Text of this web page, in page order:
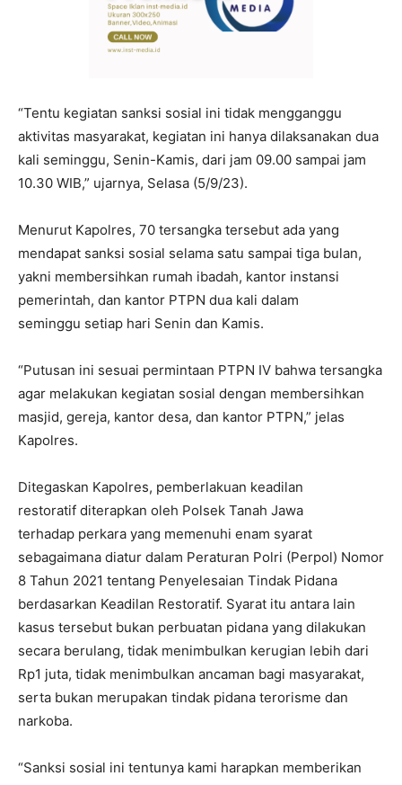
“Tentu kegiatan sanksi sosial ini tidak mengganggu
aktivitas masyarakat, kegiatan ini hanya dilaksanakan dua
kali seminggu, Senin-Kamis, dari jam 09.00 sampai jam
10.30 WIB,” ujarnya, Selasa (5/9/23).
Menurut Kapolres, 70 tersangka tersebut ada yang
mendapat sanksi sosial selama satu sampai tiga bulan,
yakni membersihkan rumah ibadah, kantor instansi
pemerintah, dan kantor PTPN dua kali dalam
seminggu setiap hari Senin dan Kamis.
“Putusan ini sesuai permintaan PTPN IV bahwa tersangka
agar melakukan kegiatan sosial dengan membersihkan
masjid, gereja, kantor desa, dan kantor PTPN,” jelas
Kapolres.
Ditegaskan Kapolres, pemberlakuan keadilan
restoratif diterapkan oleh Polsek Tanah Jawa
terhadap perkara yang memenuhi enam syarat
sebagaimana diatur dalam Peraturan Polri (Perpol) Nomor
8 Tahun 2021 tentang Penyelesaian Tindak Pidana
berdasarkan Keadilan Restoratif. Syarat itu antara lain
kasus tersebut bukan perbuatan pidana yang dilakukan
secara berulang, tidak menimbulkan kerugian lebih dari
Rp1 juta, tidak menimbulkan ancaman bagi masyarakat,
serta bukan merupakan tindak pidana terorisme dan
narkoba.
“Sanksi sosial ini tentunya kami harapkan memberikan